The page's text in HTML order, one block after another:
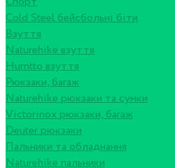
Cold Steel бейсбольні біти
Взуття
Naturehike взуття
Humtto взуття
Рюкзаки, багаж
Naturehike рюкзаки та сумки
Victorinox рюкзаки, багаж
Deuter рюкзаки
Пальники та обладнання
Naturehike пальники